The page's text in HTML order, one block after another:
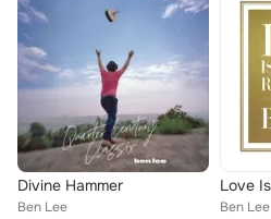
Divine Hammer
Ben Lee
Ben Lee